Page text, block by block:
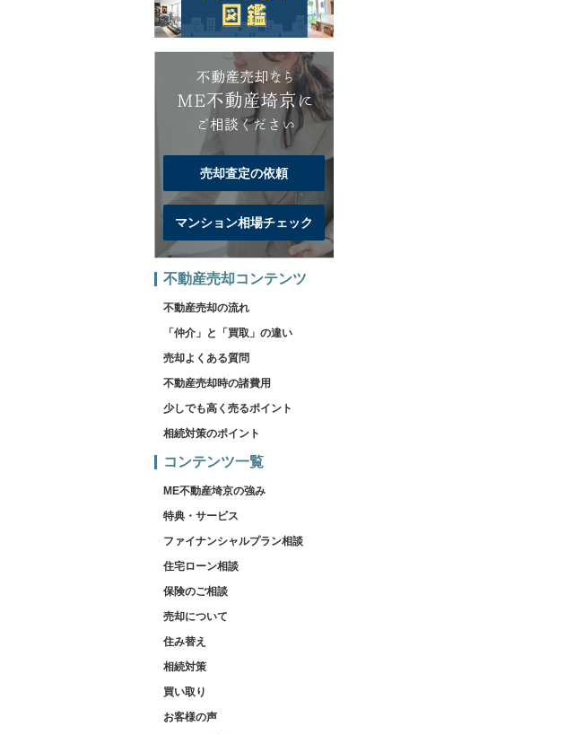
売却査定の依頼
マンション相場チェック
不動産売却コンテンツ
不動産売却の流れ
「仲介」と「買取」の違い
売却よくある質問
不動産売却時の諸費用
少しでも高く売るポイント
相続対策のポイント
コンテンツ一覧
ME不動産埼京の強み
特典・サービス
ファイナンシャルプラン相談
住宅ローン相談
保険のご相談
売却について
住み替え
相続対策
買い取り
お客様の声